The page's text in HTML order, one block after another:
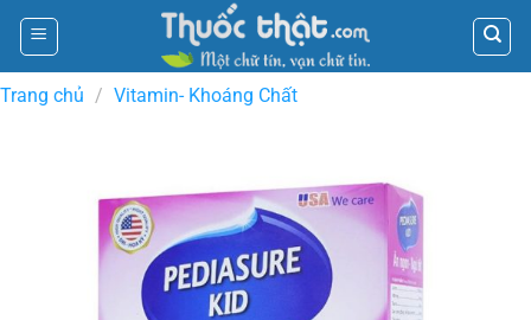
Skip
content
Trang chủ / Vitamin- Khoáng Chất